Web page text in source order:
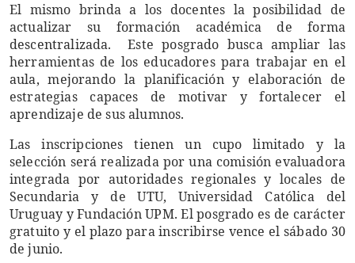
El mismo brinda a los docentes la posibilidad de
actualizar su formación académica de forma
descentralizada. Este posgrado busca ampliar las
herramientas de los educadores para trabajar en el
aula, mejorando la planificación y elaboración de
estrategias capaces de motivar y fortalecer el
aprendizaje de sus alumnos.
Las inscripciones tienen un cupo limitado y la
selección será realizada por una comisión evaluadora
integrada por autoridades regionales y locales de
Secundaria y de UTU, Universidad Católica del
Uruguay y Fundación UPM. El posgrado es de carácter
gratuito y el plazo para inscribirse vence el sábado 30
de junio.